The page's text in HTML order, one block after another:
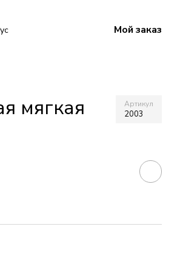
Мой заказ
мягкая
Артикул
2003